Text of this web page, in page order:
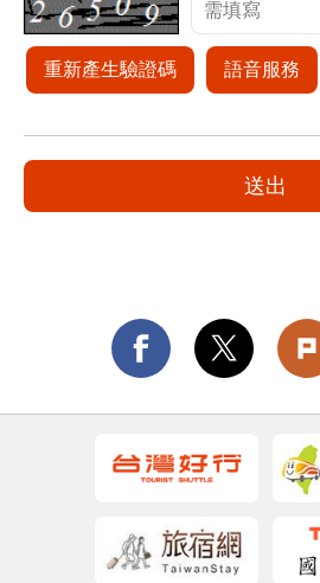
重新產生驗證碼 語音服務